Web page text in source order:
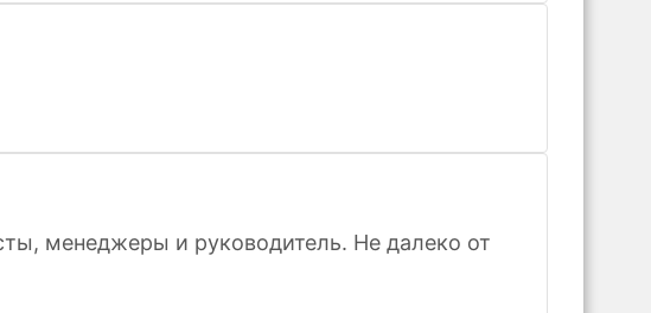
менеджеры и руководитель. Не далеко от